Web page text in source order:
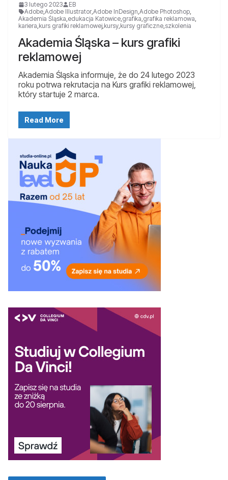
3 lutego 2023
EB
Adobe,Adobe Illustrator,Adobe InDesign,Adobe Photoshop,
Akademia Śląska,edukacja Katowice,grafika,grafika reklamowa,
kariera,kurs grafiki reklamowej,kursy,kursy graficzne,szkolenia
Akademia Śląska – kurs grafiki
reklamowej
Akademia Śląska informuje, że do 24 lutego 2023
roku potrwa rekrutacja na Kurs grafiki reklamowej,
który startuje 2 marca.
Read More